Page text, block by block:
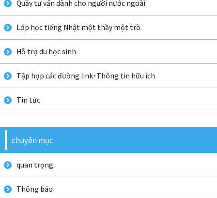
Quầy tư vấn dành cho người nước ngoài
Lớp học tiếng Nhật một thầy một trò.
Hỗ trợ du học sinh
Tập hợp các đường link・Thông tin hữu ích
Tin tức
chuyên mục
quan trọng
Thông báo